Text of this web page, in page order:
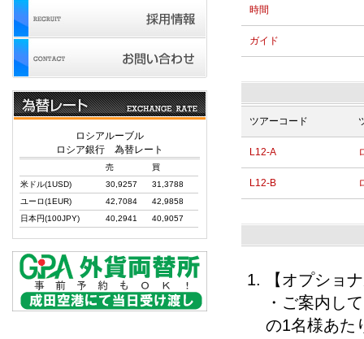
時間
ガイド
ツアーコード
L12-A
L12-B
【オプショ
・ご案内し
の1名様あた
ロシアルーブル
ロシア銀行 為替レート
売
買
米ドル(1USD)
30,9257
31,3788
ユーロ(1EUR)
42,7084
42,9858
日本円(100JPY)
40,2941 40,9057